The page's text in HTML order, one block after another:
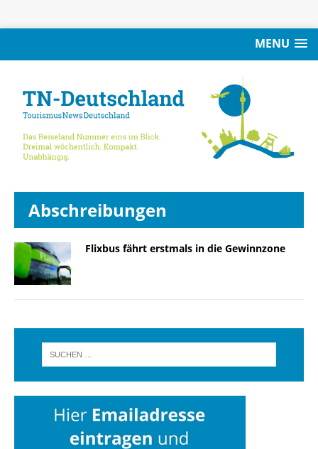
MENU
Abschreibungen
Flixbus fährt erstmals in die Gewinnzone